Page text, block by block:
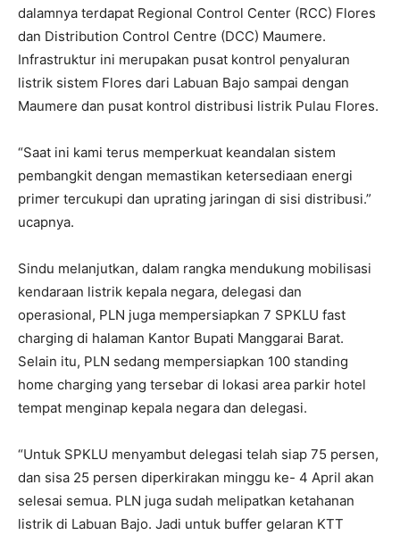
dalamnya terdapat Regional Control Center (RCC) Flores
dan Distribution Control Centre (DCC) Maumere.
Infrastruktur ini merupakan pusat kontrol penyaluran
listrik sistem Flores dari Labuan Bajo sampai dengan
Maumere dan pusat kontrol distribusi listrik Pulau Flores.
“Saat ini kami terus memperkuat keandalan sistem
pembangkit dengan memastikan ketersediaan energi
primer tercukupi dan uprating jaringan di sisi distribusi.”
ucapnya.
Sindu melanjutkan, dalam rangka mendukung mobilisasi
kendaraan listrik kepala negara, delegasi dan
operasional, PLN juga mempersiapkan 7 SPKLU fast
charging di halaman Kantor Bupati Manggarai Barat.
Selain itu, PLN sedang mempersiapkan 100 standing
home charging yang tersebar di lokasi area parkir hotel
tempat menginap kepala negara dan delegasi.
“Untuk SPKLU menyambut delegasi telah siap 75 persen,
dan sisa 25 persen diperkirakan minggu ke- 4 April akan
selesai semua. PLN juga sudah melipatkan ketahanan
listrik di Labuan Bajo. Jadi untuk buffer gelaran KTT